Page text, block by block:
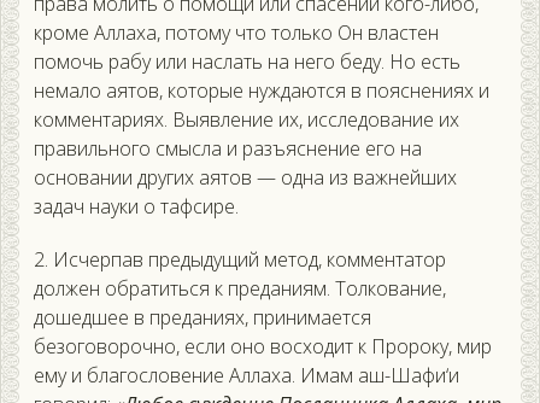
кроме Аллаха, потому что только Он властен
помочь рабу или наслать на него беду. Но есть
немало аятов, которые нуждаются в пояснениях и
комментариях. Выявление их, исследование их
правильного смысла и разъяснение его на
основании других аятов — одна из важнейших
задач науки о тафсире.
2. Исчерпав предыдущий метод, комментатор
должен обратиться к преданиям. Толкование,
дошедшее в преданиях, принимается
безоговорочно, если оно восходит к Пророку, мир
ему и благословение Аллаха. Имам аш-Шафи‘и